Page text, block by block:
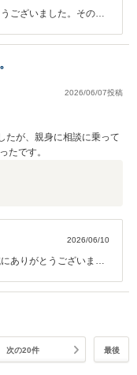
ございました。その後
弊社ではピカピカのお
車を行っております。
さい。 今後とも、どう
2026/06/07投稿
たが、親身に相談に乗って
たです。
2026/06/10
ありがとうございまし
いただいております。
社にお越しくださいま
次の20件 最後